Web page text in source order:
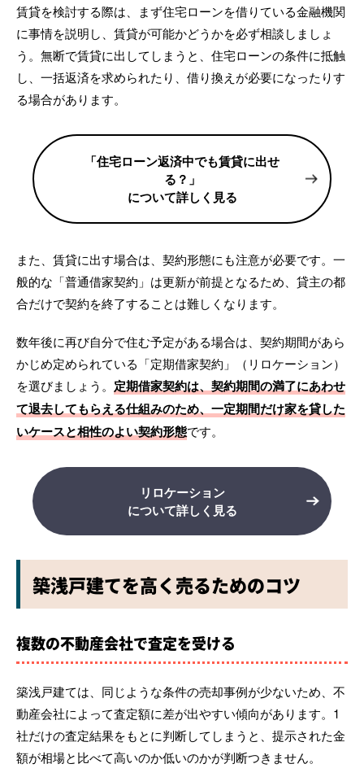
賃貸を検討する際は、まず住宅ローンを借りている金融機関
に事情を説明し、賃貸が可能かどうかを必ず相談しましょ
う。無断で賃貸に出してしまうと、住宅ローンの条件に抵触
し、一括返済を求められたり、借り換えが必要になったりす
る場合があります。
「住宅ローン返済中でも賃貸に出せ
る？」
について詳しく見る
また、賃貸に出す場合は、契約形態にも注意が必要です。一
般的な「普通借家契約」は更新が前提となるため、貸主の都
合だけで契約を終了することは難しくなります。
数年後に再び自分で住む予定がある場合は、契約期間があら
かじめ定められている「定期借家契約」（リロケーション）
を選びましょう。 定期借家契約は、契約期間の満了にあわせ
て退去してもらえる仕組みのため、一定期間だけ家を貸した
いケースと相性のよい契約形態です。
リロケーション
について詳しく見る
築浅戸建てを高く売るためのコツ
複数の不動産会社で査定を受ける
築浅戸建ては、同じような条件の売却事例が少ないため、不
動産会社によって査定額に差が出やすい傾向があります。1
社だけの査定結果をもとに判断してしまうと、提示された金
額が相場と比べて高いのか低いのかが判断つきません。